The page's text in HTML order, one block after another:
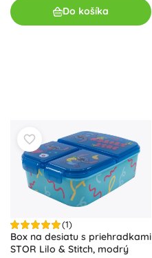
Do košíka
(1)
Box na desiatu s priehradkami
STOR Lilo & Stitch, modrý